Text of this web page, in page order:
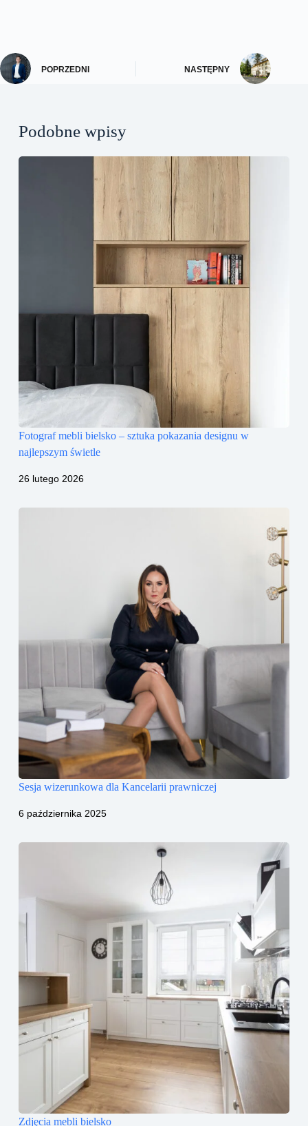
POPRZEDNI NASTĘPNY
Podobne wpisy
Fotograf mebli bielsko – sztuka pokazania designu w
najlepszym świetle
26 lutego 2026
Sesja wizerunkowa dla Kancelarii prawniczej
6 października 2025
Zdjęcia mebli bielsko